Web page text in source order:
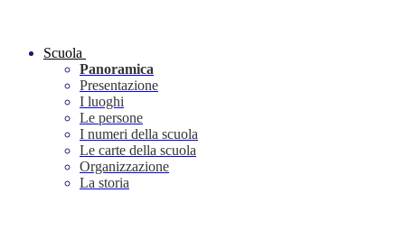
Scuola
Panoramica
Presentazione
I luoghi
Le persone
I numeri della scuola
Le carte della scuola
Organizzazione
La storia